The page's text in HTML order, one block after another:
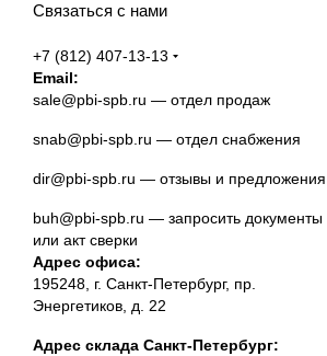
Связаться с нами
+7 (812) 407-13-13
Email:
sale@pbi-spb.ru — отдел продаж
snab@pbi-spb.ru — отдел снабжения
dir@pbi-spb.ru — отзывы и предложения
buh@pbi-spb.ru — запросить документы
или акт сверки
Адрес офиса:
195248, г. Санкт-Петербург, пр.
Энергетиков, д. 22
Адрес склада Санкт-Петербург: